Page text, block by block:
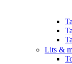
Lits &